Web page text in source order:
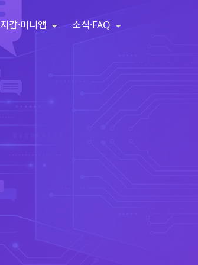
지갑·미니앱 소식·FAQ